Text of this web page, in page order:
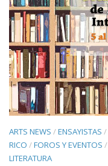
ARTS NEWS /ENSAYISTAS /
RICO /FOROS Y EVENTOS /
LITERATURA